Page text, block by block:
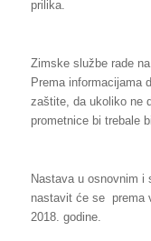
prilika.
Zimske službe rade
Prema informacijama
zaštite, da ukoliko ne
prometnice bi trebale
Nastava u osnovnim i
nastavit će se prema
2018. godine.